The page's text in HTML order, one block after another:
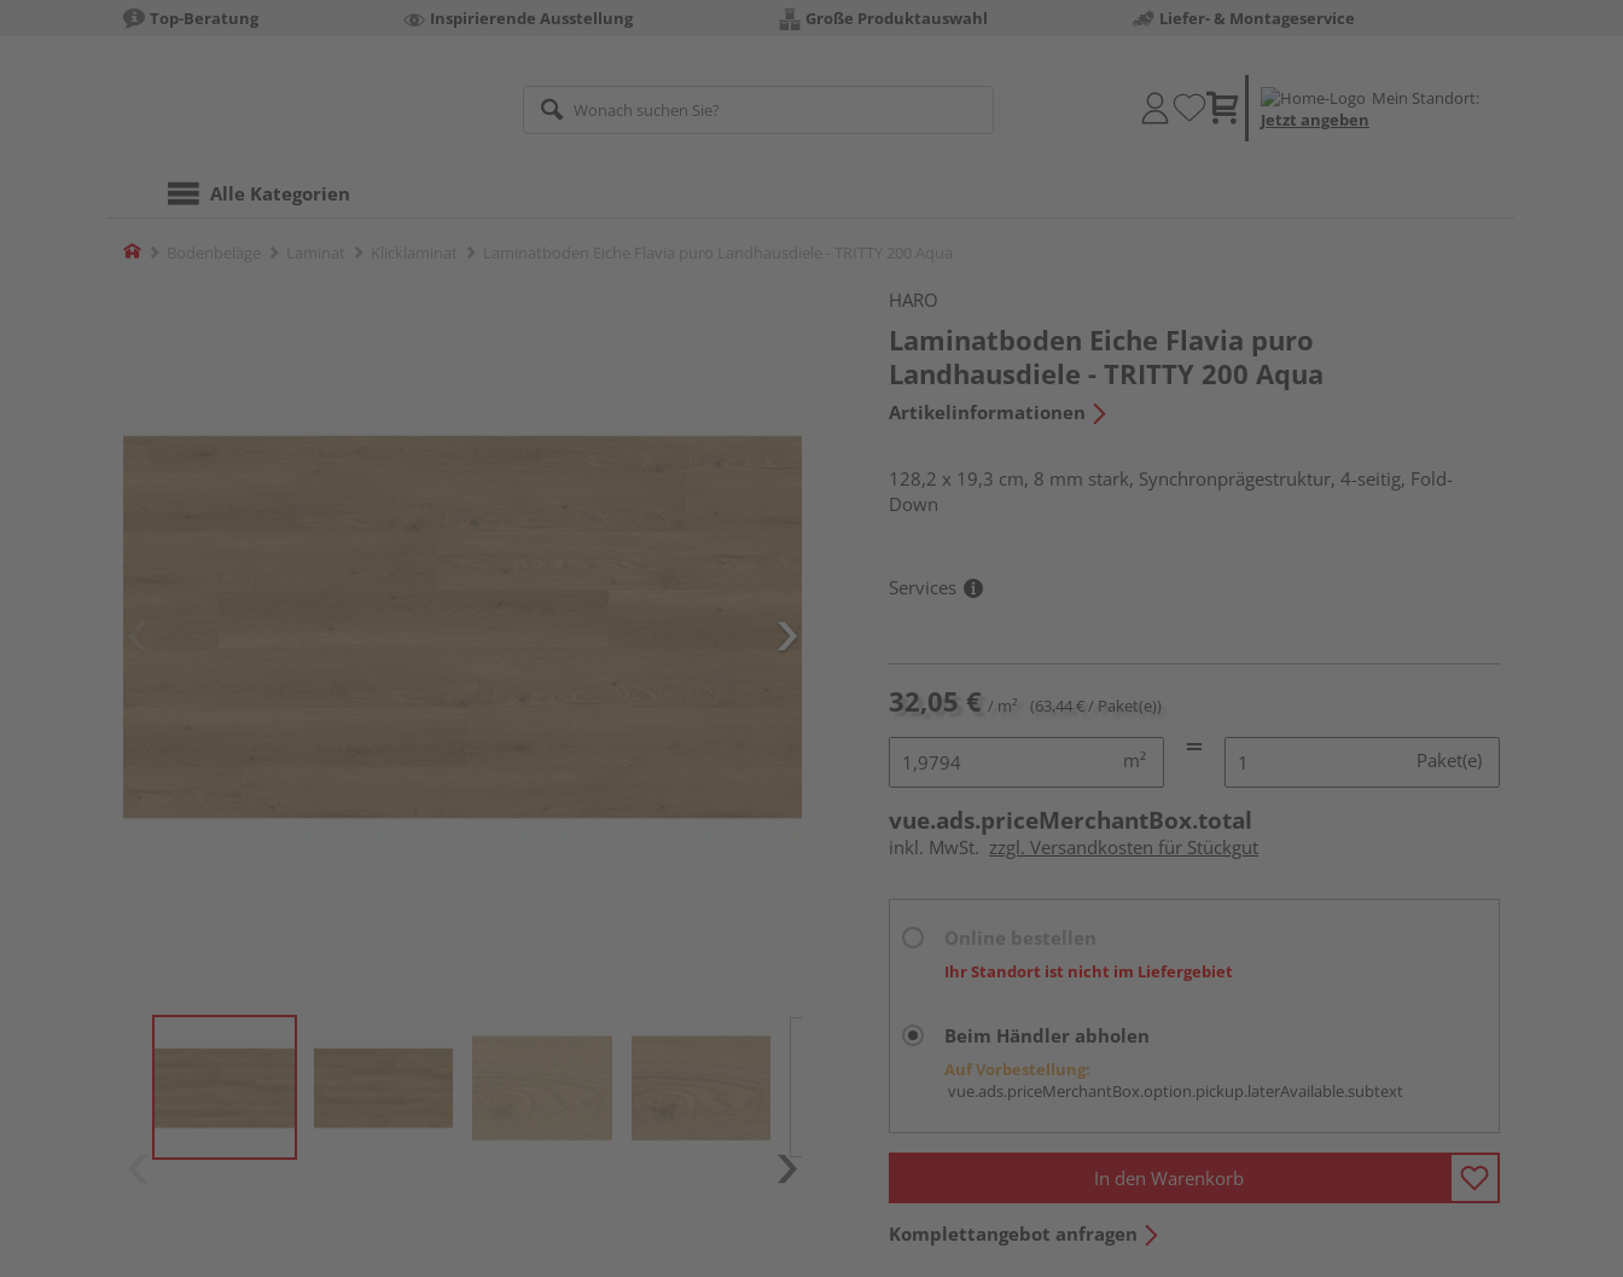
Top-Beratung Inspirierende Ausstellung Große Produktauswahl Liefer- & Montageservice
Mein Standort:
Jetzt angeben
Alle Kategorien
Home
HARO
Laminatboden Eiche Flavia puro
Landhausdiele - TRITTY 200 Aqua
Artikelinformationen
128,2 x 19,3 cm, 8 mm stark, Synchronprägestruktur, 4-seitig, Fold-
Down
Services
32,05 € / m² (63,44 € / Paket(e))
m² Paket(e)
vue.ads.priceMerchantBox.total
inkl. MwSt. zzgl. Versandkosten für Stückgut
Ihr Standort ist nicht im Liefergebiet
Beim Händler abholen
Auf Vorbestellung:
vue.ads.priceMerchantBox.option.pickup.laterAvailable.subtext
In den Warenkorb
Komplettangebot anfragen